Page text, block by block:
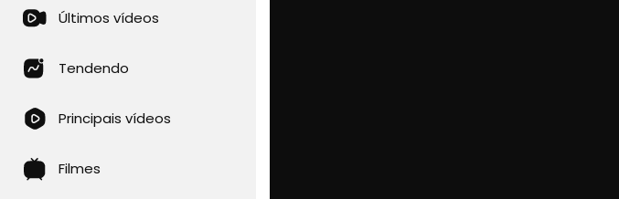
Últimos vídeos
Tendendo
Principais vídeos
Filmes